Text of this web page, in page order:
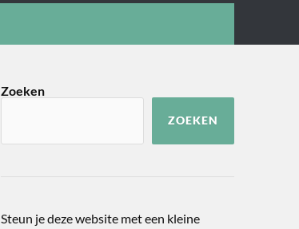
Zoeken
ZOEKEN
Steun je deze website met een kleine